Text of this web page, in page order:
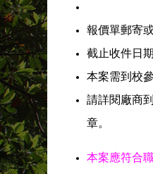
採購程序
報價單郵寄
截止收件日
本案需到校
請詳閱廠商
章。
本案應符合